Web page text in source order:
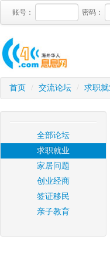
账号： 密码：
首页 / 交流论坛 / 求职就
全部论坛
求职就业
家居问题
创业经商
签证移民
亲子教育